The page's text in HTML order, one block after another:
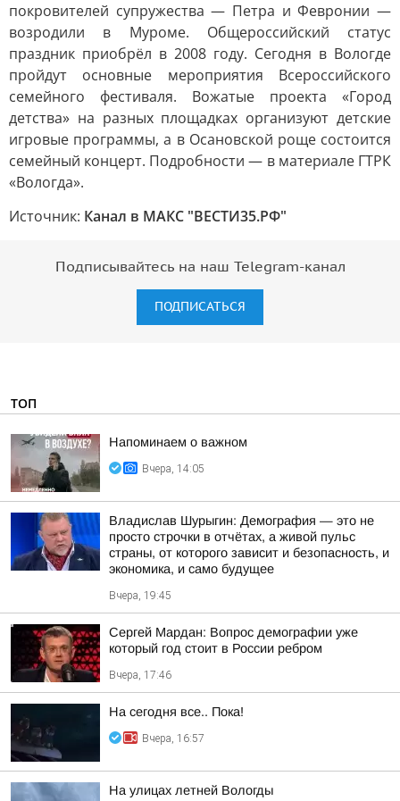
покровителей супружества — Петра и Февронии —
возродили в Муроме. Общероссийский статус
праздник приобрёл в 2008 году. Сегодня в Вологде
пройдут основные мероприятия Всероссийского
семейного фестиваля. Вожатые проекта «Город
детства» на разных площадках организуют детские
игровые программы, а в Осановской роще состоится
семейный концерт. Подробности — в материале ГТРК
«Вологда».
Источник: Канал в МАКС "ВЕСТИ35.РФ"
Подписывайтесь на наш Telegram-канал
ПОДПИСАТЬСЯ
ТОП
Напоминаем о важном
Вчера, 14:05
Владислав Шурыгин: Демография — это не
просто строчки в отчётах, а живой пульс
страны, от которого зависит и безопасность, и
экономика, и само будущее
Вчера, 19:45
Сергей Мардан: Вопрос демографии уже
который год стоит в России ребром
Вчера, 17:46
На сегодня все.. Пока!
Вчера, 16:57
На улицах летней Вологды